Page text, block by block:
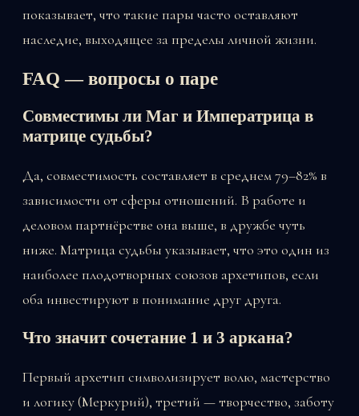
показывает, что такие пары часто оставляют
наследие, выходящее за пределы личной жизни.
FAQ — вопросы о паре
Совместимы ли Маг и Императрица в
матрице судьбы?
Да, совместимость составляет в среднем 79–82% в
зависимости от сферы отношений. В работе и
деловом партнёрстве она выше, в дружбе чуть
ниже. Матрица судьбы указывает, что это один из
наиболее плодотворных союзов архетипов, если
оба инвестируют в понимание друг друга.
Что значит сочетание 1 и 3 аркана?
Первый архетип символизирует волю, мастерство
и логику (Меркурий), третий — творчество, заботу